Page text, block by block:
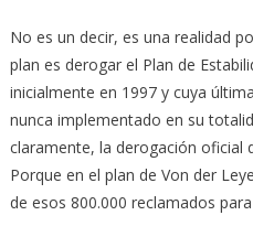
No es un decir, es una realidad
plan es derogar el Plan de
inicialmente en 1997 y cuya
nunca implementado en su
claramente, la derogación oficial
Porque en el plan de Von der
de esos 800.000 reclamados